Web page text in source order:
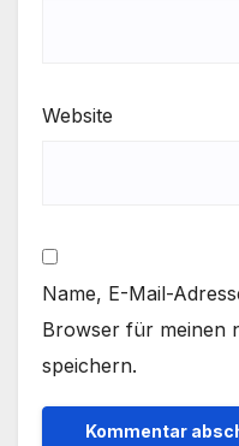
Website
Name, E-Mail-
Browser für meinen
speichern.